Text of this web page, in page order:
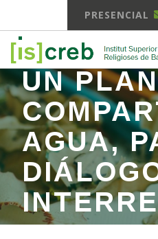
contenido
principal
Menú
SK
PRESENCIAL
VIRTUAL
DECA
CAMPUS
EL MEU
UN
AGUA,